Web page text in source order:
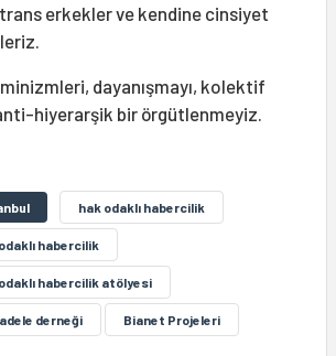
erkekler ve kendine cinsiyet
dayanışmayı, kolektif
hiyerarşik bir örgütlenmeyiz.
hak odaklı habercilik
habercilik
habercilik atölyesi
derneği Bianet Projeleri